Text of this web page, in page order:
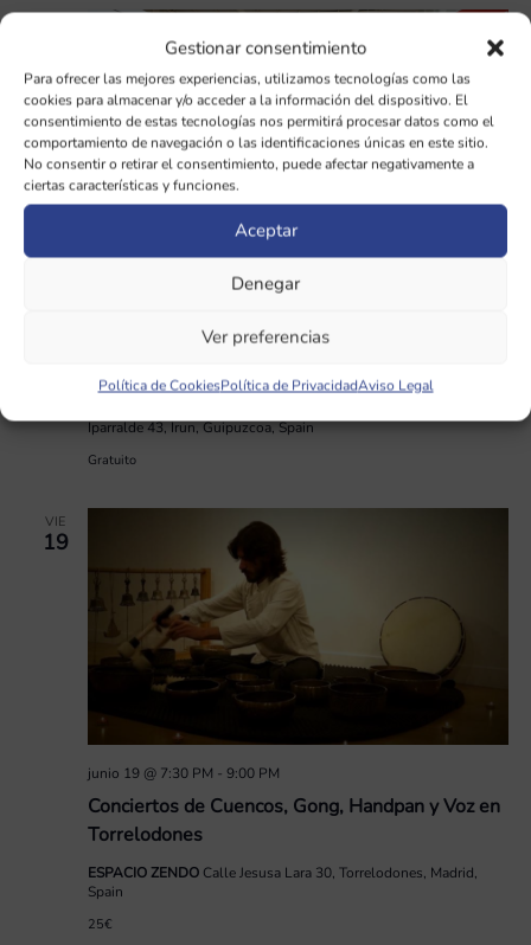
Gestionar consentimiento
Para ofrecer las mejores experiencias, utilizamos tecnologías como las
cookies para almacenar y/o acceder a la información del dispositivo. El
consentimiento de estas tecnologías nos permitirá procesar datos como el
comportamiento de navegación o las identificaciones únicas en este sitio.
No consentir o retirar el consentimiento, puede afectar negativamente a
ciertas características y funciones.
Aceptar
Denegar
Ver preferencias
Política de CookiesPolítica de PrivacidadAviso Legal
FERIA BIOTERRA IRUN 2026
FICOBA, Recinto Ferial de Gipuzkoa, Avenida Iparralde 43, 20302
Iparralde 43, Irun, Guipuzcoa, Spain
Gratuito
VIE
19
Conciertos de Cuencos, Gong, Handpan y Voz en
Torrelodones
junio 19 @ 7:30 PM - 9:00 PM
ESPACIO ZENDO Calle Jesusa Lara 30, Torrelodones, Madrid,
Spain
25€